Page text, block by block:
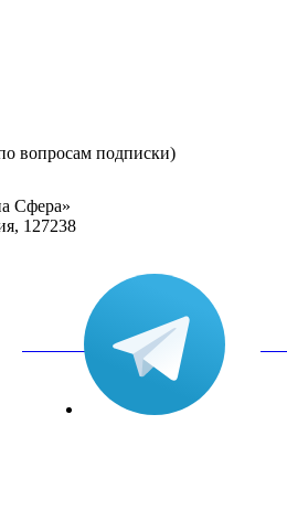
вопросам подписки)
Сфера»
127238
вКонтакте